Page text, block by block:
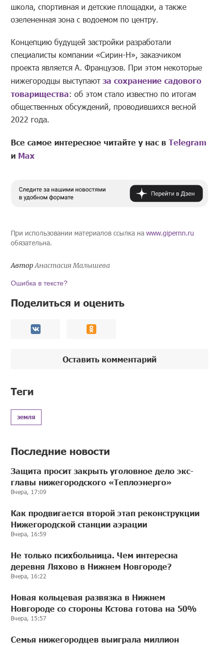
школа, спортивная и детские площадки, а также
озелененная зона с водоемом по центру.
Концепцию будущей застройки разработали
специалисты компании «Сирин-Н», заказчиком
проекта является А. Французов. При этом некоторые
нижегородцы выступаютза сохранение садового
товарищества: об этом стало известно по итогам
общественных обсуждений, проводившихся весной
2022 года.
Все самое интересное читайте у нас вTelegram
и Mах
При использовании материалов ссылка наwww.gipernn.ru
обязательна.
АвторАнастасия Малышева
Ошибка в тексте?
Поделиться и оценить
Оставить комментарий
Теги
земля
Последние новости
Защита просит закрыть уголовное дело экс-
главы нижегородского «Теплоэнерго»
Вчера, 17:09
Как продвигается второй этап реконструкции
Нижегородской станции аэрации
Вчера, 16:59
Не только психбольница. Чем интересна
деревня Ляхово в Нижнем Новгороде?
Вчера, 16:22
Новая кольцевая развязка в Нижнем
Новгороде со стороны Кстова готова на 50%
Вчера, 15:57
Семья нижегородцев выиграла миллион